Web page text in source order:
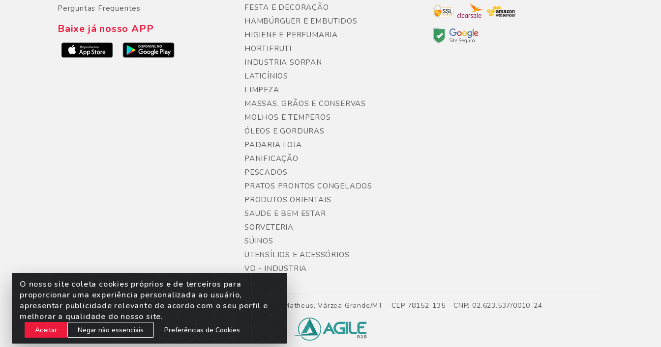
O nosso site coleta cookies próprios e de terceiros para
proporcionar uma experiência personalizada ao usuário,
apresentar publicidade relevante de acordo com o seu perfil e
melhorar a qualidade do nosso site.
Aceitar Negar não essenciais Preferências de Cookies
Perguntas Frequentes
Baixe já nosso APP
FESTA E DECORAÇÃO
HAMBÚRGUER E EMBUTIDOS
HIGIENE E PERFUMARIA
HORTIFRUTI
INDUSTRIA SORPAN
LATICÍNIOS
LIMPEZA
MASSAS, GRÃOS E CONSERVAS
MOLHOS E TEMPEROS
ÓLEOS E GORDURAS
PADARIA LOJA
PANIFICAÇÃO
PESCADOS
PRATOS PRONTOS CONGELADOS
PRODUTOS ORIENTAIS
SAUDE E BEM ESTAR
SORVETERIA
SÚINOS
UTENSÍLIOS E ACESSÓRIOS
VD - INDUSTRIA
Sorpan - Rodovia dos Imigrantes, Lote 06, São Matheus, Várzea Grande/MT – CEP 78152-135 - CNPJ 02.623.537/0010-24